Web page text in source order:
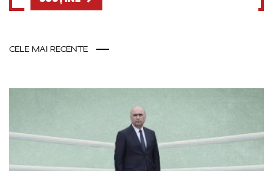
CELE MAI RECENTE